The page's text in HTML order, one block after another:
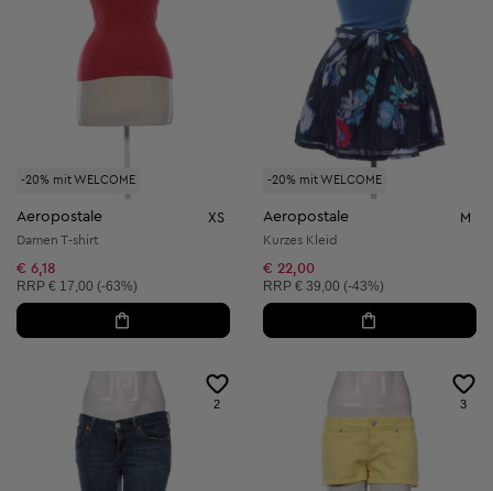
-20% mit WELCOME
Aeropostale XS
Damen T-shirt
€ 6,18
Unverbindliche Preisempfehlung:
RRP € 17,00 (-63%)
-20% mit WELCOME
Aeropostale M
Kurzes Kleid
€ 22,00
Unverbindliche Preisempfehlung:
RRP € 39,00 (-43%)
2 3